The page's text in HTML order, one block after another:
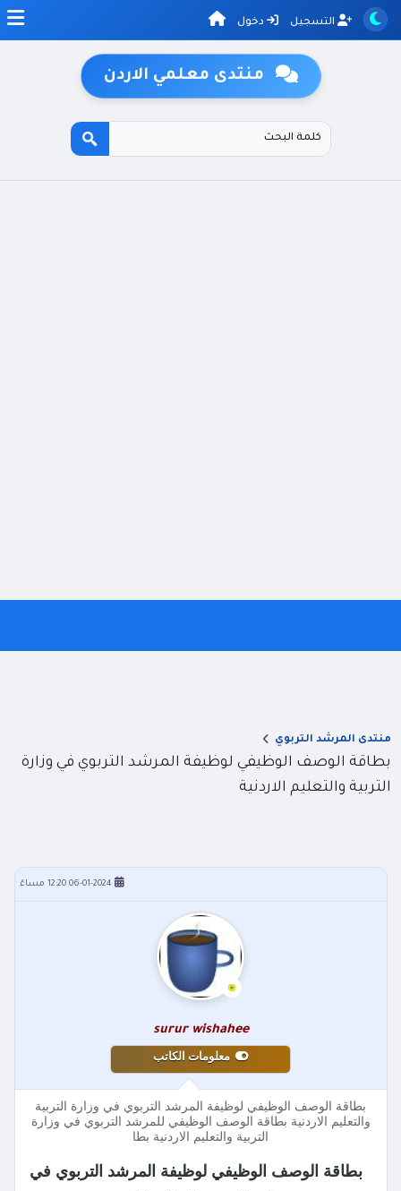
التسجيل دخول
منتدى معلمي الاردن
منتدى المرشد التربوي
بطاقة الوصف الوظيفي لوظيفة المرشد التربوي في وزارة
التربية والتعليم الاردنية
06-01-2024 12:20 مساءً
surur wishahee
معلومات الكاتب
بطاقة الوصف الوظيفي لوظيفة المرشد التربوي في وزارة التربية
والتعليم الاردنية بطاقة الوصف الوظيفي للمرشد التربوي في وزارة
التربية والتعليم الاردنية بطا
بطاقة الوصف الوظيفي لوظيفة المرشد التربوي في